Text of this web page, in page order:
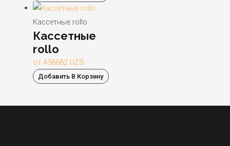
Кассетные rollo
Кассетные
rollo
от 438682 UZS
Добавить В Корзину